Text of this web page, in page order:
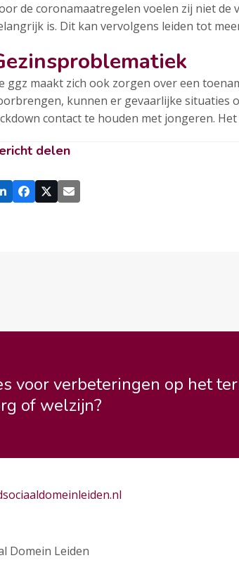
de coronamaatregelen voelen zij niet
is. Dit kan vervolgens leiden tot
ggz maakt zich ook zorgen over een
kunnen er gevaarlijke situaties
contact te houden met jongeren.
delen
voor verbeteringen op het
of welzijn?
Domein Leiden